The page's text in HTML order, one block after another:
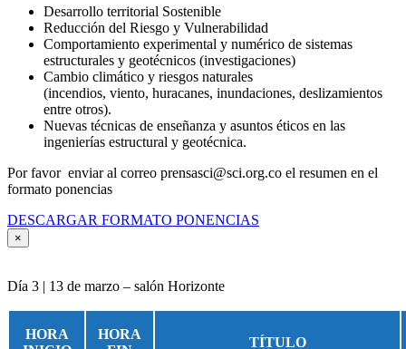
Desarrollo territorial Sostenible
Reducción del Riesgo y Vulnerabilidad
Comportamiento experimental y numérico de sistemas
estructurales y geotécnicos (investigaciones)
Cambio climático y riesgos naturales
(incendios, viento, huracanes, inundaciones, deslizamientos
entre otros).
Nuevas técnicas de enseñanza y asuntos éticos en las
ingenierías estructural y geotécnica.
Por favor enviar al correo prensasci@sci.org.co el resumen en el
formato ponencias
DESCARGAR FORMATO PONENCIAS
×
Día 3 | 13 de marzo – salón Horizonte
HORA
HORA
TÍTULO